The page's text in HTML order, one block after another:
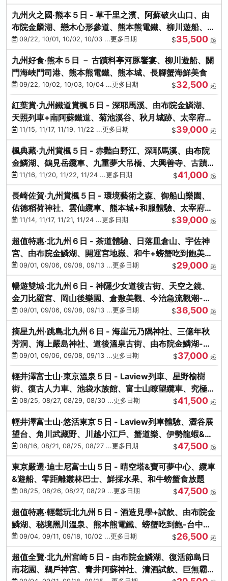
九州火之國‧熊本５日 - 草千里之濱、阿蘇破火山口、由
布院金麟湖、戀木心形參道、熊本熊電鐵、柳川遊船、地
獄蒸DIY
09/22, 10/01, 10/02, 10/03 ...更多日期 $35,500 起
九州好食‧熊本５日 － 古蹟料亭河豚饗宴、柳川遊船、關
門海峽門司港、熊本熊電鐵、熊本城、長腳蟹海鮮美食
09/22, 10/02, 10/03, 10/04 ...更多日期 $32,500 起
紅葉賞‧九州鐵道賞楓５日 - 深耶馬溪、由布院金鱗湖、
天照列車+南阿蘇鐵道、菊池溪谷、秋月城跡、太宰府天
滿宮、竈門神社
11/15, 11/17, 11/19, 11/22 ...更多日期 $39,000 起
楓典藏‧九州賞楓５日 - 赤豔白野江、深耶馬溪、由布院
金鱗湖、鶴見岳纜車、九重夢大吊橋、大興善寺、古蹟河
豚+和牛饗宴
11/16, 11/20, 11/22, 11/24 ...更多日期 $41,000 起
長崎佐賀‧九州賞楓５日 - 環境藝術之森、御船山樂園、
佑德稻荷神社、雲仙纜車、熊本城+和服體驗、太宰府天
滿宮、光明禪寺
11/14, 11/17, 11/21, 11/24 ...更多日期 $39,000 起
超值特惠‧北九州６日 - 茶道體驗、日落皿倉山、宇佐神
宮、由布院金鱗湖、開運宮地嶽、和牛+螃蟹吃到飽美
饌-台中出發
09/01, 09/06, 09/08, 09/13 ...更多日期 $29,000 起
暢遊雙城‧北九州６日 - 神隱少女道後古街、天空之鏡、
金刀比羅宮、岡山後樂園、倉敷美觀、今治急流觀潮-台
中出發
09/01, 09/06, 09/08, 09/13 ...更多日期 $36,500 起
摘星九州‧跳島北九州６日 - 海崖元乃隅神社、三億年秋
芳洞、海上嚴島神社、道後溫泉古街、由布院金鱗湖-台
中出發
09/01, 09/06, 09/08, 09/13 ...更多日期 $37,000 起
輕井澤富士山‧東京溫泉５日 - Laview列車、星野榆樹
街、復古人力車、池袋水族館、富士山瞭望纜車、究極海
鮮食放題
08/25, 08/27, 08/29, 08/30 ...更多日期 $41,500 起
輕井澤富士山‧悠活東京５日 - Laview列車體驗、澀谷展
望台、角川武藏野、川越小江戶、蟹道樂、伊勢龍蝦&海
膽生魚片
08/16, 08/21, 08/25, 08/27 ...更多日期 $47,500 起
東京嚴選‧迪士尼富士山５日 - 晴空塔&寶可夢中心、纜車
&遊船、零距離叢林巴士、鮮採水果、和牛螃蟹食放題
08/25, 08/26, 08/27, 08/29 ...更多日期 $47,500 起
超值特惠‧輕鬆玩北九州５日 - 酒造見學+試飲、由布院金
鱗湖、秘境黑川溫泉、熊本熊電鐵、螃蟹吃到飽-台中出
發09/04, 09/11, 09/18, 10/02 ...更多日期 $26,500 起
超值全覽‧北九州宮崎５日 - 由布院金鱗湖、復活節島日
南花園、鵜戶神宮、青井阿蘇神社、清酒試飲、巨無霸熊